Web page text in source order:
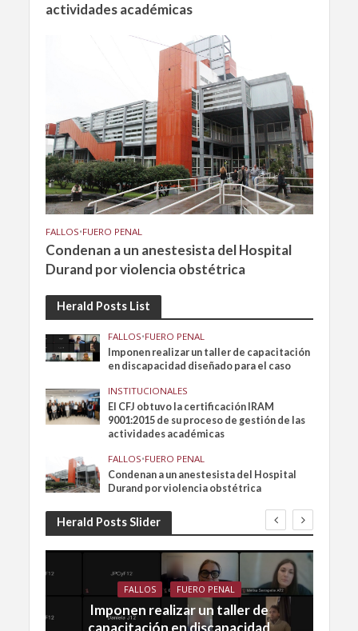
actividades académicas
FALLOS•FUERO PENAL
Condenan a un anestesista del Hospital
Durand por violencia obstétrica
Herald Posts List
FALLOS•FUERO PENAL
Imponen realizar un taller de capacitación
en discapacidad diseñado para el caso
INSTITUCIONALES
El CFJ obtuvo la certificación IRAM
9001:2015 de su proceso de gestión de las
actividades académicas
FALLOS•FUERO PENAL
Condenan a un anestesista del Hospital
Durand por violencia obstétrica
Herald Posts Slider
FALLOS FUERO PENAL
Imponen realizar un taller de
capacitación en discapacidad